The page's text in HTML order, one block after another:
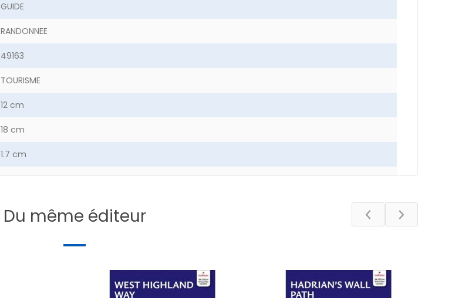
GUIDE
RANDONNEE
49163
TOURISME
12 cm
18 cm
1.7 cm
Du même éditeur